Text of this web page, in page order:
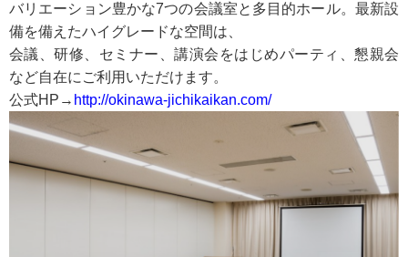
バリエーション豊かな7つの会議室と多目的ホール。最新設
備を備えたハイグレードな空間は、
会議、研修、セミナー、講演会をはじめパーティ、懇親会
など自在にご利用いただけます。
公式HP→ http://okinawa-jichikaikan.com/